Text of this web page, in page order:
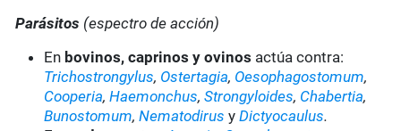
Parásitos (espectro de acción)
En bovinos, caprinos y ovinos actúa contra:
Trichostrongylus, Ostertagia, Oesophagostomum,
Cooperia,Haemonchus,Strongyloides, Chabertia,
Bunostomum,Nematodirus y Dictyocaulus.